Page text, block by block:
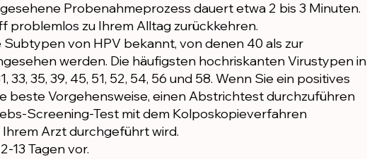
Probenahmeprozess dauert etwa 2 bis 3 Minuten.
problemlos zu Ihrem Alltag zurückkehren.
von HPV bekannt, von denen 40 als zur
werden. Die häufigsten hochriskanten Virustypen in
33, 35, 39, 45, 51, 52, 54, 56 und 58. Wenn Sie ein positives
beste Vorgehensweise, einen Abstrichtest durchzuführen
Screening-Test mit dem Kolposkopieverfahren
Arzt durchgeführt wird.
13 Tagen vor.